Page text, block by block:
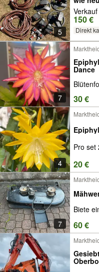
5
150 €
Direkt
7
Dance
30 €
4
Pro set
20 €
7
Biete
60 €